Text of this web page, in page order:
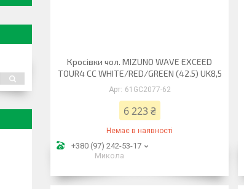
Кросівки чол. MIZUNO WAVE EXCEED
TOUR4 CC WHITE/RED/GREEN (42.5) UK8,5
61GC2077-62
6 223 ₴
Немає в наявності
+380 (97) 242-53-17
Микола